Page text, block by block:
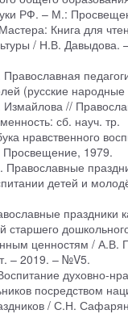
РФ. – М.:
Книга для
/ Н.В. Давыдова.
(русские народные
//
сб. науч. тр.
нравственного
1979.
детей и
праздники
старшего
ценностям / А.В.
– 2019. – №V5.
духовно-
посредством
/ С.Н.